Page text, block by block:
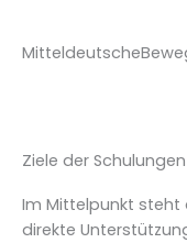
Ziele der
Im Mittelpunkt steht
direkte